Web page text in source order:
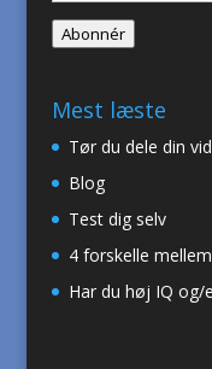
mail-
adresse
Abonnér
Mest læste
Tør du dele din
Blog
Test dig selv
4 forskelle
Har du høj IQ og/